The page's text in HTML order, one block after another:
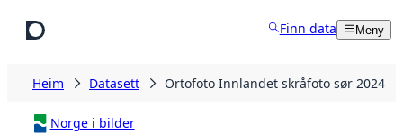
Finn data Meny
Heim Datasett Ortofoto Innlandet skråfoto sør 2024
Norge i bilder